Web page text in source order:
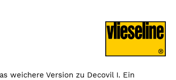
weichere Version zu Decovil I. Ein